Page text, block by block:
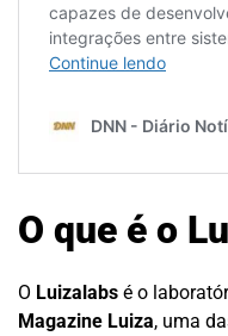
O que é o
O Luizalabs é o
Magazine Luiza, uma